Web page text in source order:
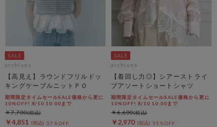
archives
【高見え】ラウンドフリルドッ
キングケーブルニットＰＯ
期間限定タイムセールSALE価格から更に
10%OFF! 8/10 10:00まで
￥4,851 37％OFF
￥7,700
archives
【着回し力◎】シアーストライ
プアソートショートシャツ
期間限定タイムセールSALE価格から更に
10%OFF! 8/10 10:00まで
￥2,970 55％OFF
￥6,600